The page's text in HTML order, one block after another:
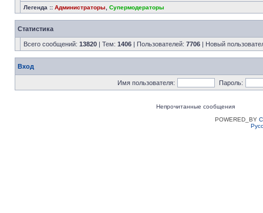
Легенда :: Администраторы Супермодераторы
Статистика
Всего сообщений: 13820 | Тем: 1406 | Пользователей: 7706 | Новый
Вход
Имя пользователя: Пароль:
Непрочитанные сообщения
POWERED_BY